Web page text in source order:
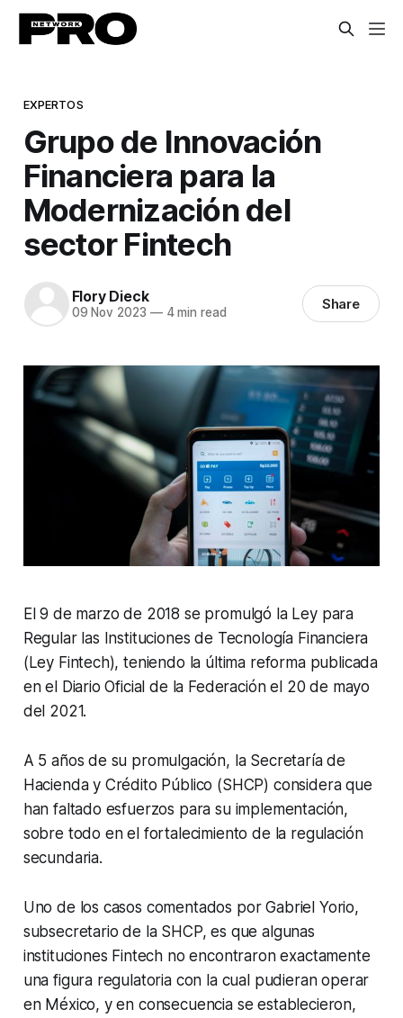
EXPERTOS
Grupo de Innovación
Financiera para la
Modernización del
sector Fintech
Flory Dieck
09 Nov 2023 —4 min read Share
El 9 de marzo de 2018 se promulgó la Ley para
Regular las Instituciones de Tecnología Financiera
(Ley Fintech), teniendo la última reforma publicada
en el Diario Oficial de la Federación el 20 de mayo
del 2021.
A 5 años de su promulgación, la Secretaría de
Hacienda y Crédito Público (SHCP) considera que
han faltado esfuerzos para su implementación,
sobre todo en el fortalecimiento de la regulación
secundaria.
Uno de los casos comentados por Gabriel Yorio,
subsecretario de la SHCP, es que algunas
instituciones Fintech no encontraron exactamente
una figura regulatoria con la cual pudieran operar
en México, y en consecuencia se establecieron,